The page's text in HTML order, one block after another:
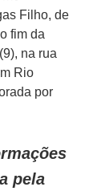
Filho, de
fim da
na rua
Rio
por
pela